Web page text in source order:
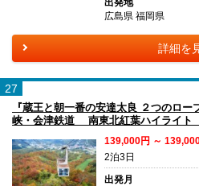
出発地
広島県 福岡県
詳細を
27
『蔵王と朝一番の安達太良 ２つのロ
峡・会津鉄道 南東北紅葉ハイライト
139,000円 ～
2泊3日
出発月